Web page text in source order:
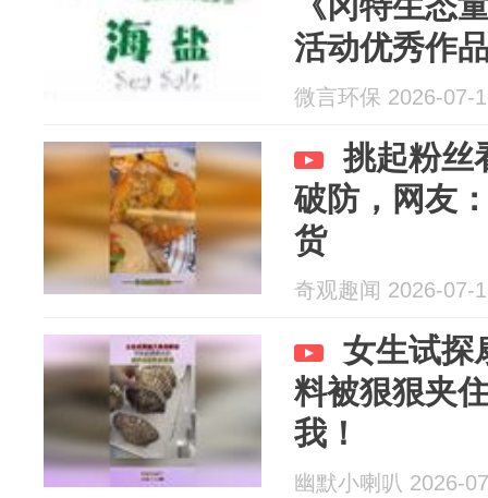
活动优秀作
微言环保 2026-07-
挑起粉丝
破防，网友
货
奇观趣闻 2026-07-
女生试探
料被狠狠夹
我！
幽默小喇叭 2026-